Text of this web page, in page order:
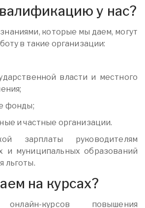
у нас?
которые мы даем, могут
в такие организации:
власти и местного
фонды;
и частные организации.
зарплаты руководителям
и муниципальных образований
льготы.
на курсах?
курсов повышения